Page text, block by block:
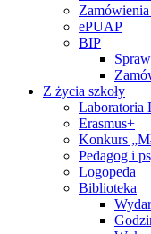
ePUAP
BIP
Z życia szkoły
Laboratoria
Erasmus+
Konkurs
Pedagog i
Logopeda
Biblioteka